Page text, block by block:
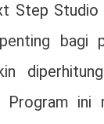
Step Studio
bagi
Program ini